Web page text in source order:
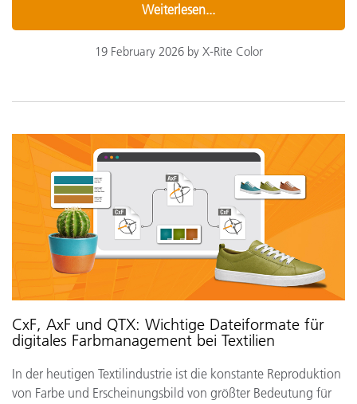
Weiterlesen...
19 February 2026 by X-Rite Color
CxF, AxF und QTX: Wichtige Dateiformate für
digitales Farbmanagement bei Textilien
In der heutigen Textilindustrie ist die konstante Reproduktion
von Farbe und Erscheinungsbild von größter Bedeutung für